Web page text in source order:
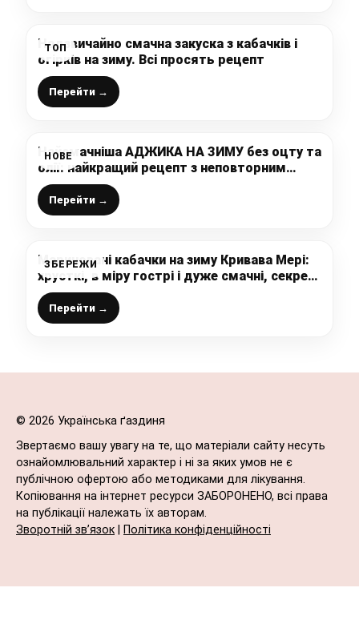
ТОП
Надзвичайно смачна закуска з кабачків і
огірків на зиму. Всі просять рецепт
Перейти →
НОВЕ
Найсмачніша АДЖИКА НА ЗИМУ без оцту та
олії: найкращий рецепт з неповторним
смаком, виходить дуже ароматна, густа і
можна зберігати у шафі
Перейти →
ЗБЕРЕЖИ
Мариновані кабачки на зиму Кривава Мері:
хрусткі, в міру гострі і дуже смачні, секрет
у маринаді
Перейти →
© 2026 Українська ґаздиня
Звертаємо вашу увагу на те, що матеріали сайту несуть
ознайомлювальний характер і ні за яких умов не є
публічною офертою або методиками для лікування.
Копіювання на інтернет ресурси ЗАБОРОНЕНО, всі права
на публікації належать їх авторам.
Зворотній зв’язок
Політика конфіденційності